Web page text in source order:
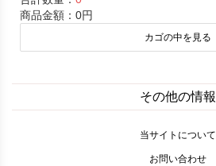
商品金額： 0円
カゴの中を見る
その他の情報
当サイトについて
お問い合わせ